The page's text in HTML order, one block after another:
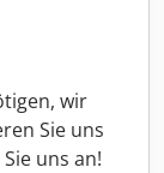
wir
Sie uns
uns an!